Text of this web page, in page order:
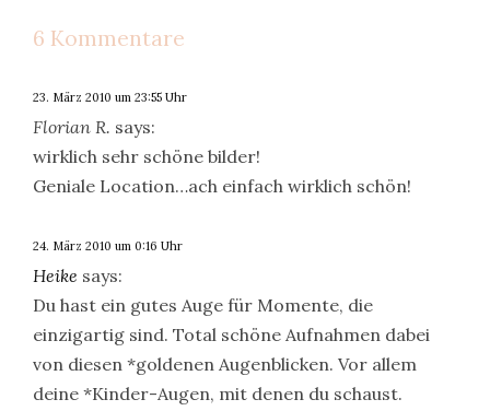
6 Kommentare
23. März 2010 um 23:55 Uhr
Florian R. says:
wirklich sehr schöne bilder!
Geniale Location…ach einfach wirklich schön!
24. März 2010 um 0:16 Uhr
Heike says:
Du hast ein gutes Auge für Momente, die
einzigartig sind. Total schöne Aufnahmen dabei
von diesen *goldenen Augenblicken. Vor allem
deine *Kinder-Augen, mit denen du schaust.